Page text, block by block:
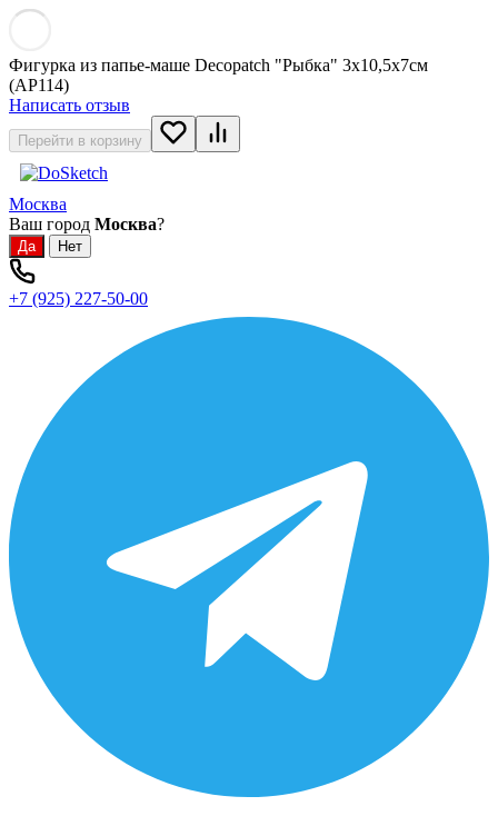
Фигурка из папье-маше Decopatch "Рыбка" 3х10,5х7см
(AP114)
Написать отзыв
Перейти в корзину
Москва
Ваш город Москва?
+7 (925) 227-50-00